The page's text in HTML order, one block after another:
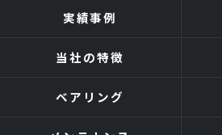
実績事例
当社の特徴
ベアリング